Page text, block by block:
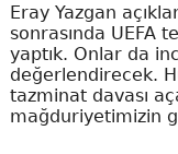
Eray Yazgan
sonrasında UEFA
yaptık. Onlar da
değerlendirecek.
tazminat davası
mağduriyetimizin